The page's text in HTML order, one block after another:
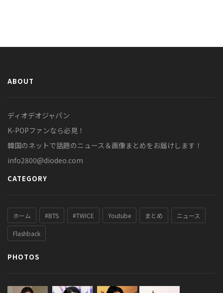
ABOUT
ディオデオジャパン
K-POPファンなら必見！
韓国のネットで話題のニュース＆画像まとめをお届けします！
info2800@diodeo.com
CATEGORY
ホーム #BTS #TWICE Youtube まとめ ニュース
Flashback
PHOTOS